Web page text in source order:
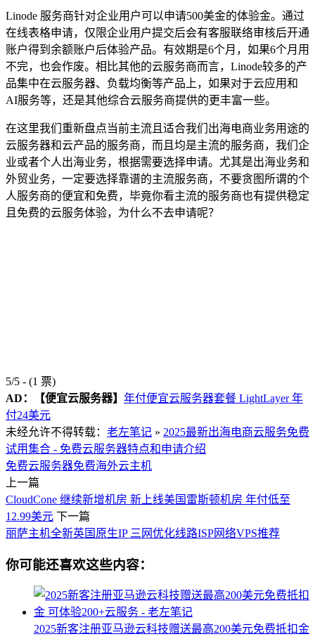
Linode 服务商针对企业用户可以申请500美金的体验金。通过
在线表格申请，仅限企业用户提交后会有客服联络审核后开通
账户得到余额账户后体验产品。有效期是6个月，如果6个月用
不完，也会作废。相比其他的云服务商而言，Linode较多的产
品集中在云服务器、负载均衡等产品上，如果对于云应用和
AI服务等，还是其他综合云服务商提供的更丰富一些。
在这里我们重新盘点当前主流且适合我们出海电商业务用途的
云服务器和云产品的服务商，而且均是主流的服务商，我们企
业或者个人出海业务，根据需要选择申请。尤其是出海业务和
外贸业务，一定要选择靠谱的主流服务商，不要贪图所谓的个
人服务商的便宜和免费，毕竟你看主流的服务商也有提供稳定
且免费的云服务体验，为什么不去申请呢？
5/5 - (1 票)
AD：
【便宜云服务器】 年付便宜云服务器套餐 LightLayer 年
付24美元
未经允许不得转载： 老左笔记 » 2025最新出海电商云服务免费
试用集合 - 免费云服务器特点和申请介绍
免费云服务器免费海外云主机
上一篇
CloudCone 继续新增机房 新上线美国雷斯顿机房 年付低至
12.99美元 下一篇
丽萨主机全新英国原生IP 三网优化线路ISP网络VPS推荐
你可能还喜欢这些内容：
2025新客注册亚马逊云科技赠送最高200美元免费抵扣金